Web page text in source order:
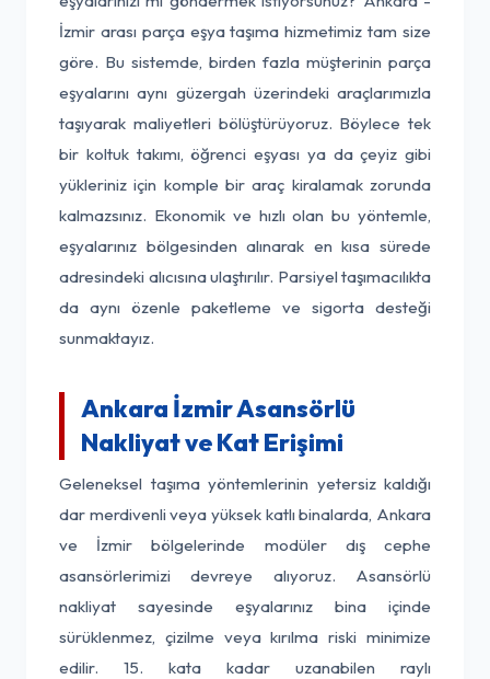
İzmir arası parça eşya taşıma hizmetimiz tam size
göre. Bu sistemde, birden fazla müşterinin parça
eşyalarını aynı güzergah üzerindeki araçlarımızla
taşıyarak maliyetleri bölüştürüyoruz. Böylece tek
bir koltuk takımı, öğrenci eşyası ya da çeyiz gibi
yükleriniz için komple bir araç kiralamak zorunda
kalmazsınız. Ekonomik ve hızlı olan bu yöntemle,
eşyalarınız bölgesinden alınarak en kısa sürede
adresindeki alıcısına ulaştırılır. Parsiyel taşımacılıkta
da aynı özenle paketleme ve sigorta desteği
sunmaktayız.
Ankara İzmir Asansörlü
Nakliyat ve Kat Erişimi
Geleneksel taşıma yöntemlerinin yetersiz kaldığı
dar merdivenli veya yüksek katlı binalarda, Ankara
ve İzmir bölgelerinde modüler dış cephe
asansörlerimizi devreye alıyoruz. Asansörlü
nakliyat sayesinde eşyalarınız bina içinde
sürüklenmez, çizilme veya kırılma riski minimize
edilir. 15. kata kadar uzanabilen raylı